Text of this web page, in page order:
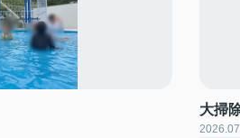
大掃